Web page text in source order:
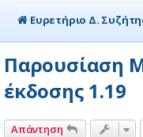
Ευρετήριο Δ.
Παρουσίαση
έκδοσης 1.19
Απάντηση